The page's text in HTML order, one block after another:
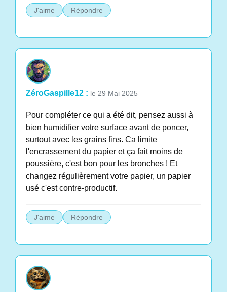
J'aime Répondre
ZéroGaspille12 : le 29 Mai 2025
Pour compléter ce qui a été dit, pensez aussi à
bien humidifier votre surface avant de poncer,
surtout avec les grains fins. Ca limite
l'encrassement du papier et ça fait moins de
poussière, c'est bon pour les bronches ! Et
changez régulièrement votre papier, un papier
usé c'est contre-productif.
J'aime Répondre